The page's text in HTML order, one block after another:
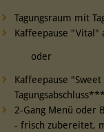
Tagungsraum mit
Kaffeepause "Vital"
oder
Kaffeepause
Tagungsabschluss***
2-Gang Menü oder
- frisch zubereitet,